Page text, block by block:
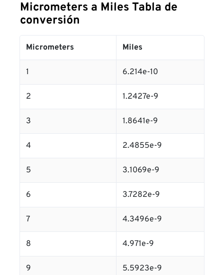
Micrometers a Miles Tabla de
conversión
Micrometers Miles
1 6.214e-10
2 1.2427e-9
3 1.8641e-9
4 2.4855e-9
5 3.1069e-9
6 3.7282e-9
7 4.3496e-9
8 4.971e-9
9 5.5923e-9